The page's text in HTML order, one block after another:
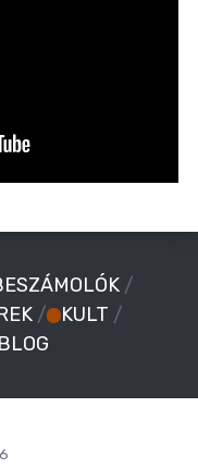
/
/ KULT /
BLOG